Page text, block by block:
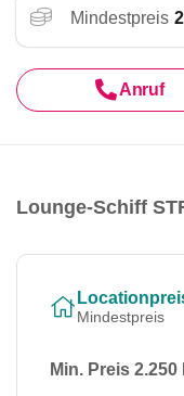
Mindestpreis
Anruf
Lounge-Schiff
Mindestpreis
Min. Preis 2.250